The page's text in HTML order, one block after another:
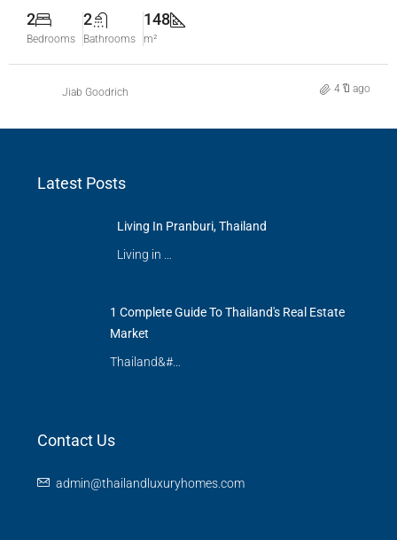
2
Bedrooms
2
Bathrooms
148
m²
Jiab Goodrich 4 ปี ago
Latest Posts
Living In Pranburi, Thailand
Living in …
1 Complete Guide To Thailand's Real Estate
Market
Thailand&#…
Contact Us
admin@thailandluxuryhomes.com